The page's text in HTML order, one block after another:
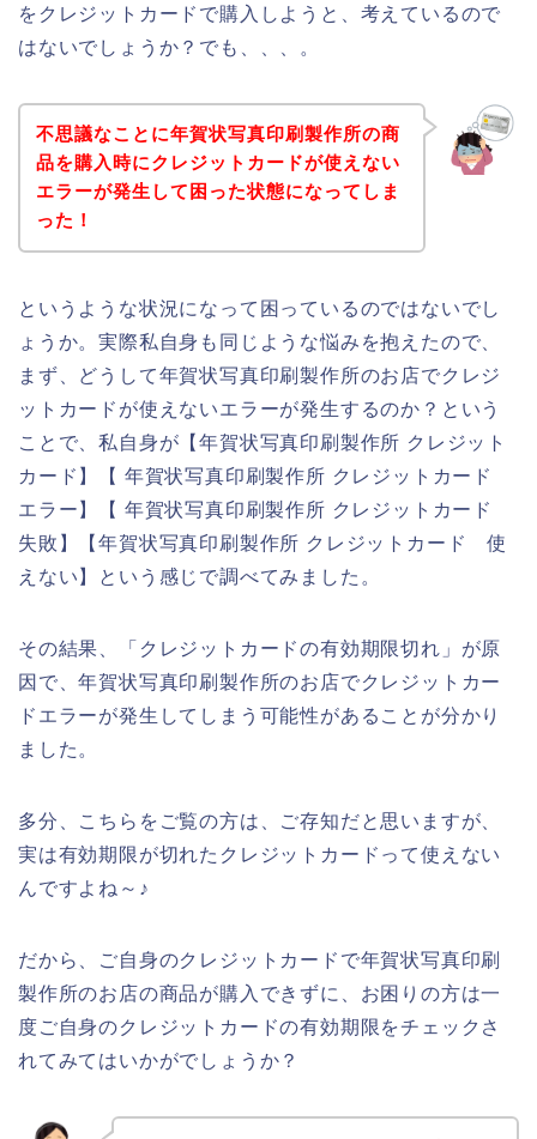
をクレジットカードで購入しようと、考えているので
はないでしょうか？でも、、、。
不思議なことに年賀状写真印刷製作所の商
品を購入時にクレジットカードが使えない
エラーが発生して困った状態になってしま
った！
というような状況になって困っているのではないでし
ょうか。実際私自身も同じような悩みを抱えたので、
まず、どうして年賀状写真印刷製作所のお店でクレジ
ットカードが使えないエラーが発生するのか？という
ことで、私自身が【年賀状写真印刷製作所 クレジット
カード】【 年賀状写真印刷製作所 クレジットカード
エラー】【 年賀状写真印刷製作所 クレジットカード
失敗】【年賀状写真印刷製作所 クレジットカード 使
えない】という感じで調べてみました。
その結果、「クレジットカードの有効期限切れ」が原
因で、年賀状写真印刷製作所のお店でクレジットカー
ドエラーが発生してしまう可能性があることが分かり
ました。
多分、こちらをご覧の方は、ご存知だと思いますが、
実は有効期限が切れたクレジットカードって使えない
んですよね～♪
だから、ご自身のクレジットカードで年賀状写真印刷
製作所のお店の商品が購入できずに、お困りの方は一
度ご自身のクレジットカードの有効期限をチェックさ
れてみてはいかがでしょうか？